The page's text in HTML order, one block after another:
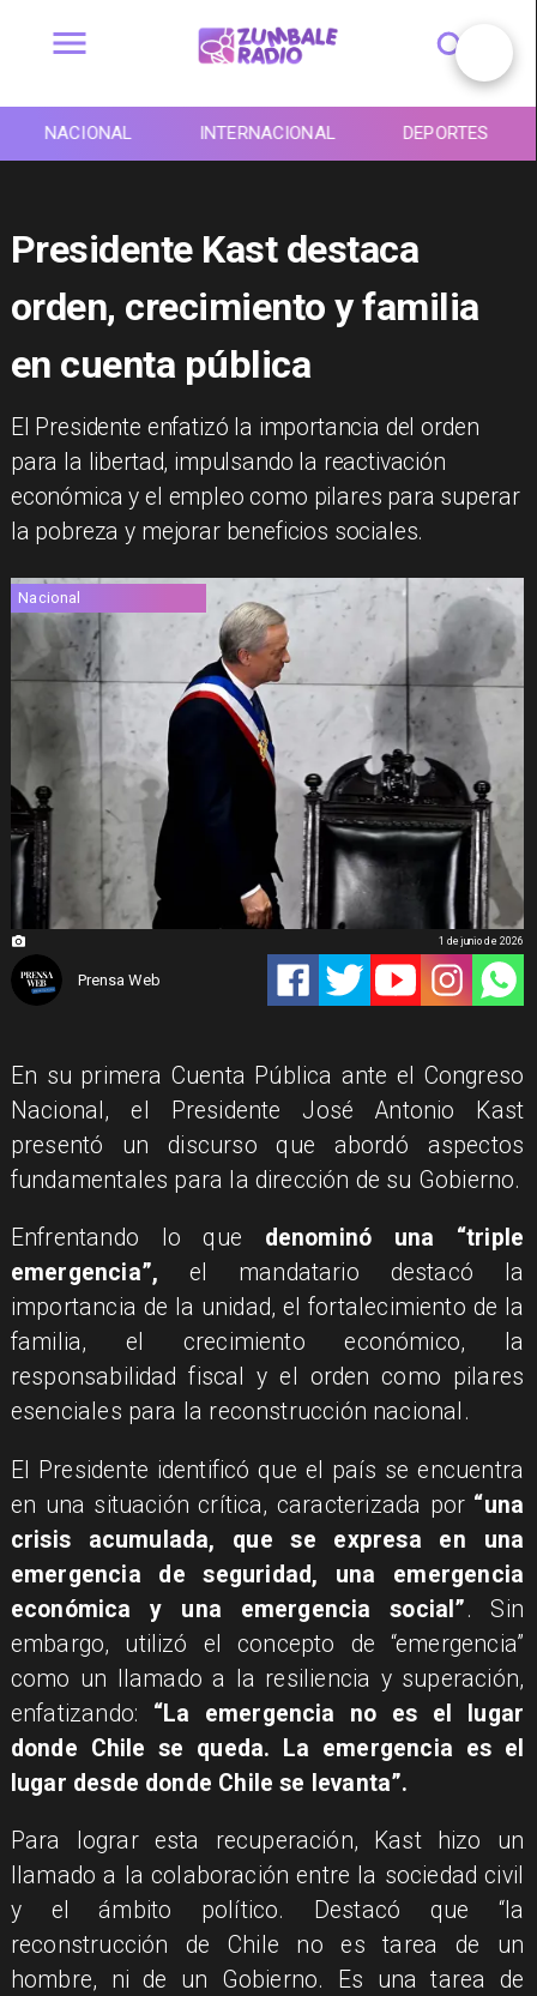
NACIONAL INTERNACIONAL DEPORTES
Presidente Kast destaca
orden, crecimiento y familia
en cuenta pública
El Presidente enfatizó la importancia del orden
para la libertad, impulsando la reactivación
económica y el empleo como pilares para superar
la pobreza y mejorar beneficios sociales.
Nacional
Prensa Web
1 de junio de 2026
En su primera Cuenta Pública ante el Congreso
Nacional, el Presidente José Antonio Kast
presentó un discurso que abordó aspectos
fundamentales para la dirección de su Gobierno.
Enfrentando lo que denominó una “triple
emergencia”, el mandatario destacó la
importancia de la unidad, el fortalecimiento de la
familia, el crecimiento económico, la
responsabilidad fiscal y el orden como pilares
esenciales para la reconstrucción nacional.
El Presidente identificó que el país se encuentra
en una situación crítica, caracterizada por “una
crisis acumulada, que se expresa en una
emergencia de seguridad, una emergencia
económica y una emergencia social”. Sin
embargo, utilizó el concepto de “emergencia”
como un llamado a la resiliencia y superación,
enfatizando: “La emergencia no es el lugar
donde Chile se queda. La emergencia es el
lugar desde donde Chile se levanta”.
Para lograr esta recuperación, Kast hizo un
llamado a la colaboración entre la sociedad civil
y el ámbito político. Destacó que “la
reconstrucción de Chile no es tarea de un
hombre, ni de un Gobierno. Es una tarea de